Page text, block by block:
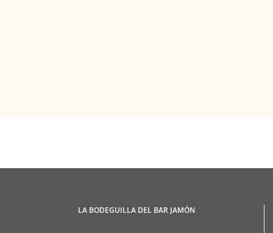
LA BODEGUILLA DEL BAR JAMÓN